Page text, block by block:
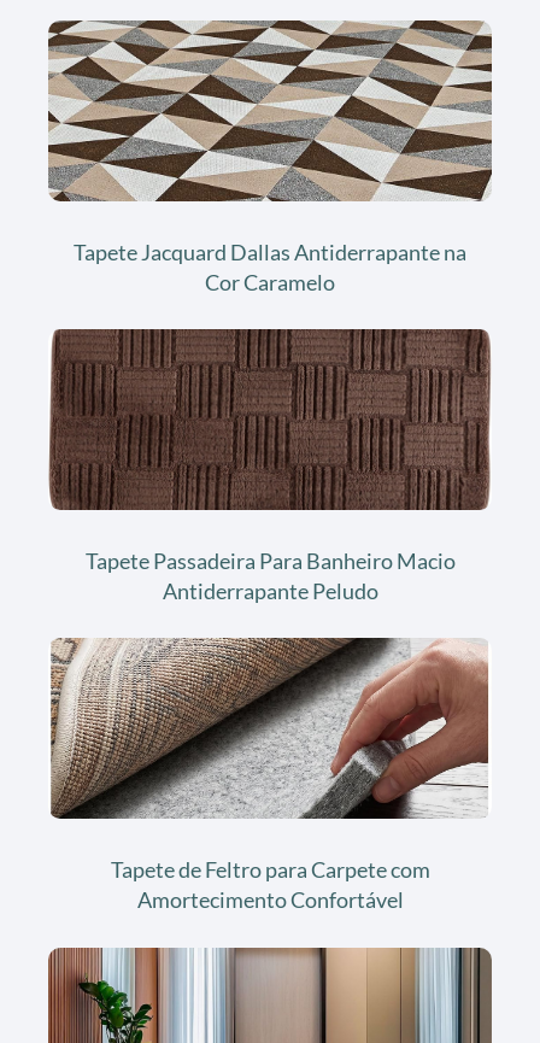
Tapete Jacquard Dallas Antiderrapante na
Cor Caramelo
Tapete Passadeira Para Banheiro Macio
Antiderrapante Peludo
Tapete de Feltro para Carpete com
Amortecimento Confortável